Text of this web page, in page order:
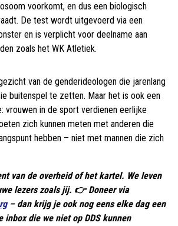
voorkomt, en dus een biologisch
De test wordt uitgevoerd via een
en is verplicht voor deelname aan
zoals het WK Atletiek.
van de genderideologen die jarenlang
buitenspel te zetten. Maar het is ook een
vrouwen in de sport verdienen eerlijke
zich kunnen meten met anderen die
hebben – niet met mannen die zich
van de overheid of het kartel. We leven
lezers zoals jij. 👉 Doneer via
– dan krijg je ook nog eens elke dag een
inbox die we niet op DDS kunnen